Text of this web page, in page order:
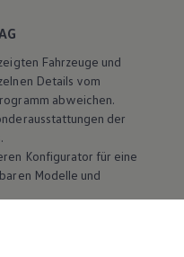
Fahrzeuge und
Details vom
abweichen.
der
Konfigurator für eine
Modelle und